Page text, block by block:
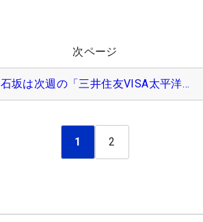
次ページ
石坂は次週の「三井住友VISA太平洋…
1 2